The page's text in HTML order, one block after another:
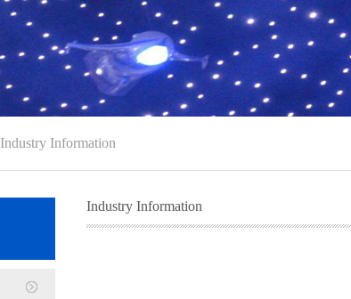
Industry Information
Industry Information